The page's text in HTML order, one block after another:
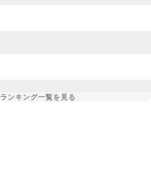
ランキング一覧を見る